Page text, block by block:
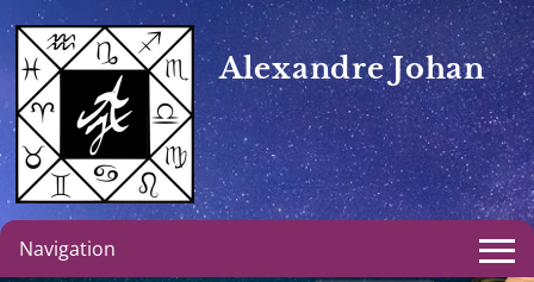
Alexandre Johan
Navigation